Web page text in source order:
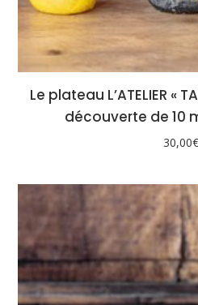
Le plateau L’ATELIER «
découverte de 10
30,00€